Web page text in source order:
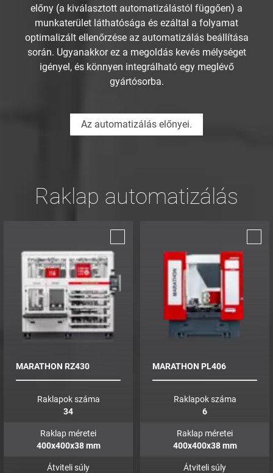
előny (a kiválasztott automatizálástól függően) a
munkaterület láthatósága és ezáltal a folyamat
optimalizált ellenőrzése az automatizálás beállítása
során. Ugyanakkor ez a megoldás kevés mélységet
igényel, és könnyen integrálható egy meglévő
gyártósorba.
Az automatizálás előnyei.
Raklap automatizálás
MARATHON RZ430
Raklapok száma
34
Raklap méretei
400x400x38 mm
Átviteli súly
MARATHON PL406
Raklapok száma
6
Raklap méretei
400x400x38 mm
Átviteli súly